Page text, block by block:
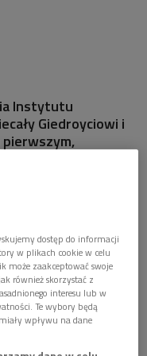
Instytutu
Giedroyciowi i
instytucji? Jaki jest
W audycji,
Giedroycia,
Nowinowski -
Giedroycia przy
"Jerzy Giedroyc
dostęp do informacji
w plikach cookie w celu
może zaakceptować swoje
również skorzystać z
interesu lub w
Te wybory będą
wpływu na dane